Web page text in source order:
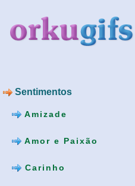
Sentimentos
Amizade
Amor e Paixão
Carinho